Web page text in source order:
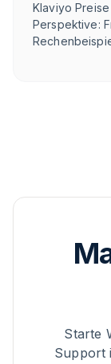
Klaviyo
Perspektive:
Starte
Support